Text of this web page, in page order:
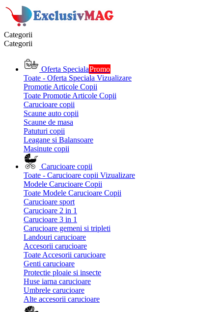
Categorii
Categorii
Oferta SpecialaPromo
Toate - Oferta Speciala Vizualizare
Promotie Articole Copii
Toate Promotie Articole Copii
Carucioare copii
Scaune auto copii
Scaune de masa
Patuturi copii
Leagane si Balansoare
Masinute copii
Carucioare copii
Toate - Carucioare copii Vizualizare
Modele Carucioare Copii
Toate Modele Carucioare Copii
Carucioare sport
Carucioare 2 in 1
Carucioare 3 in 1
Carucioare gemeni si tripleti
Landouri carucioare
Accesorii carucioare
Toate Accesorii carucioare
Genti carucioare
Protectie ploaie si insecte
Huse iarna carucioare
Umbrele carucioare
Alte accesorii carucioare